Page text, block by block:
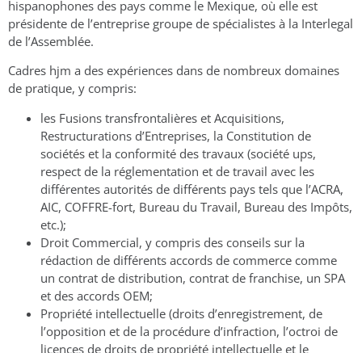
hispanophones des pays comme le Mexique, où elle est
présidente de l’entreprise groupe de spécialistes à la Interlegal
de l’Assemblée.
Cadres hjm a des expériences dans de nombreux domaines
de pratique, y compris:
les Fusions transfrontalières et Acquisitions,
Restructurations d’Entreprises, la Constitution de
sociétés et la conformité des travaux (société ups,
respect de la réglementation et de travail avec les
différentes autorités de différents pays tels que l’ACRA,
AIC, COFFRE-fort, Bureau du Travail, Bureau des Impôts,
etc.);
Droit Commercial, y compris des conseils sur la
rédaction de différents accords de commerce comme
un contrat de distribution, contrat de franchise, un SPA
et des accords OEM;
Propriété intellectuelle (droits d’enregistrement, de
l’opposition et de la procédure d’infraction, l’octroi de
licences de droits de propriété intellectuelle et le